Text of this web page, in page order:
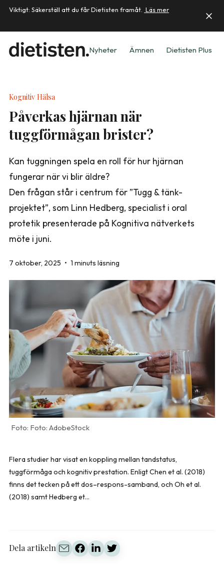
Viktigt: Säkerställ att du får Dietisten framåt. Läs mer
Nyheter Ämnen Dietisten Plus
Kognitiv Hälsa
Påverkas hjärnan när
tuggförmågan brister?
Kan tuggningen spela en roll för hur hjärnan
fungerar när vi blir äldre?
Den frågan står i centrum för ”Tugg & tänk-
projektet”, som Linn Hedberg, specialist i oral
protetik presenterade på Kognitiva nätverkets
möte i juni.
7 oktober, 2025 • 1 minuts läsning
Foto: AdobeStock
Flera studier har visat en koppling mellan tandstatus,
tuggförmåga och kognitiv prestation. Enligt Chen et al. (2018)
finns det tecken på ett dos–respons-samband, och Oh et al.
(2018) samt Hedberg et...
Dela artikeln